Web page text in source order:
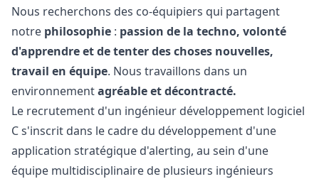
Nous recherchons des co-équipiers qui partagent
notre philosophie : passion de la techno, volonté
d'apprendre et de tenter des choses nouvelles,
travail en équipe. Nous travaillons dans un
environnementagréable et décontracté.
Le recrutement d'un ingénieur développement logiciel
C s'inscrit dans le cadre du développement d'une
application stratégique d'alerting, au sein d'une
équipe multidisciplinaire de plusieurs ingénieurs